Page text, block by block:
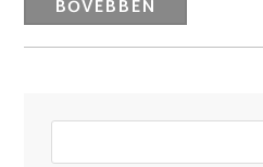
BŐVEBBEN